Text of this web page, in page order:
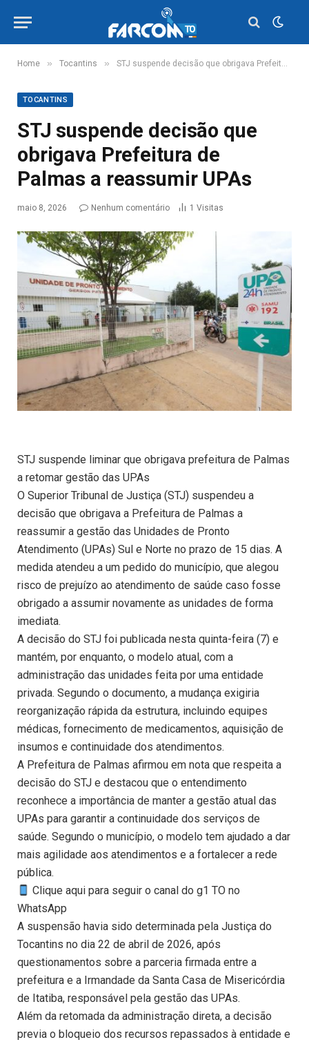
Home » Tocantins » STJ suspende decisão que obrigava Prefeitura de Palmas a reassumir UPAs
TOCANTINS
STJ suspende decisão que
obrigava Prefeitura de
Palmas a reassumir UPAs
maio 8, 2026 Nenhum comentário 1 Visitas
STJ suspende liminar que obrigava prefeitura de Palmas
a retomar gestão das UPAs
O Superior Tribunal de Justiça (STJ) suspendeu a
decisão que obrigava a Prefeitura de Palmas a
reassumir a gestão das Unidades de Pronto
Atendimento (UPAs) Sul e Norte no prazo de 15 dias. A
medida atendeu a um pedido do município, que alegou
risco de prejuízo ao atendimento de saúde caso fosse
obrigado a assumir novamente as unidades de forma
imediata.
A decisão do STJ foi publicada nesta quinta-feira (7) e
mantém, por enquanto, o modelo atual, com a
administração das unidades feita por uma entidade
privada. Segundo o documento, a mudança exigiria
reorganização rápida da estrutura, incluindo equipes
médicas, fornecimento de medicamentos, aquisição de
insumos e continuidade dos atendimentos.
A Prefeitura de Palmas afirmou em nota que respeita a
decisão do STJ e destacou que o entendimento
reconhece a importância de manter a gestão atual das
UPAs para garantir a continuidade dos serviços de
saúde. Segundo o município, o modelo tem ajudado a dar
mais agilidade aos atendimentos e a fortalecer a rede
pública.
Clique aqui para seguir o canal do g1 TO no
WhatsApp
A suspensão havia sido determinada pela Justiça do
Tocantins no dia 22 de abril de 2026, após
questionamentos sobre a parceria firmada entre a
prefeitura e a Irmandade da Santa Casa de Misericórdia
de Itatiba, responsável pela gestão das UPAs.
Além da retomada da administração direta, a decisão
previa o bloqueio dos recursos repassados à entidade e